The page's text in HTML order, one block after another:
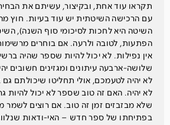
תקראו עוד אחת, ובקיצור, עשיתם את
עם הרכישה השיטתית יש עוד בעיות. חוץ
השיטה היא לחכות לסיכומי סוף השנה),
הפתעות, לטובה ולרעה. אם בוחרים
אין נפילות. לא יכול להיות שספר שהיה
שלושה-ארבעה עיתונים ומגזינים חשובים
לא יהיה לטעמכם, אולי תחליטו שיכולתם גם
לא יהיה. האם זה טוב שספר לא יכול להיות
שלא מבזבזים זמן זה טוב. אם רוצים
בפתיחתו של ספר חדש – האי-ודאות